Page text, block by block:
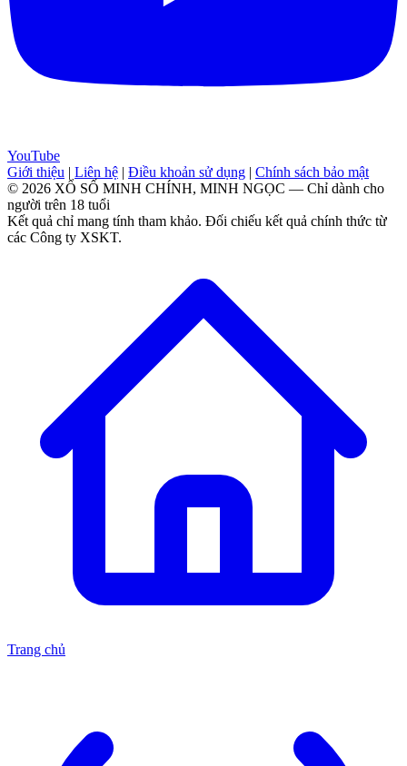
YouTube
Giới thiệu | Liên hệ | Điều khoản sử dụng | Chính sách bảo mật
© 2026 XỔ SỐ MINH CHÍNH, MINH NGỌC — Chỉ dành cho
người trên 18 tuổi
Kết quả chỉ mang tính tham khảo. Đối chiếu kết quả chính thức từ
các Công ty XSKT.
Trang chủ